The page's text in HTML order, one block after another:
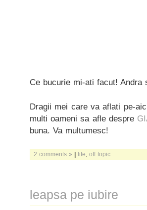
Ce bucurie mi-ati facut!
Dragii mei care va aflati pe-
multi oameni sa afle despre
buna. Va multumesc!
2 comments » | life off topic
leapsa pe iubire